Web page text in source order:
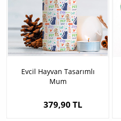
Evcil Hayvan Tasarımlı
Mum
379,90 TL